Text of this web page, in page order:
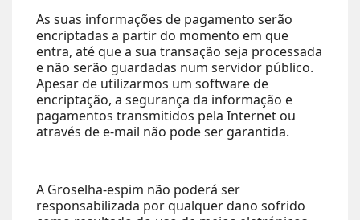
As suas informações de pagamento serão
encriptadas a partir do momento em que
entra, até que a sua transação seja processada
e não serão guardadas num servidor público.
Apesar de utilizarmos um software de
encriptação, a segurança da informação e
pagamentos transmitidos pela Internet ou
através de e-mail não pode ser garantida.
A Groselha-espim não poderá ser
responsabilizada por qualquer dano sofrido